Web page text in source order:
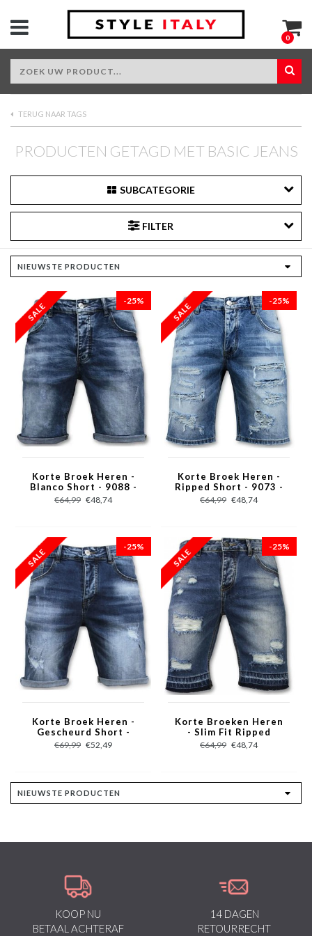
0
TERUG NAAR TAGS
PRODUCTEN GETAGD MET BASIC JEANS
SUBCATEGORIE
FILTER
-25%
Korte Broek Heren -
Blanco Short - 9088 -
Blauw
€64,99 €48,74
-25%
Korte Broek Heren -
Ripped Short - 9073 -
Blauw
€64,99 €48,74
-25%
Korte Broek Heren -
Gescheurd Short -
9085 - Blauw
€69,99 €52,49
-25%
Korte Broeken Heren
- Slim Fit Ripped
Shorts - Blauw
€64,99 €48,74
KOOP NU
BETAAL ACHTERAF
14 DAGEN
RETOURRECHT